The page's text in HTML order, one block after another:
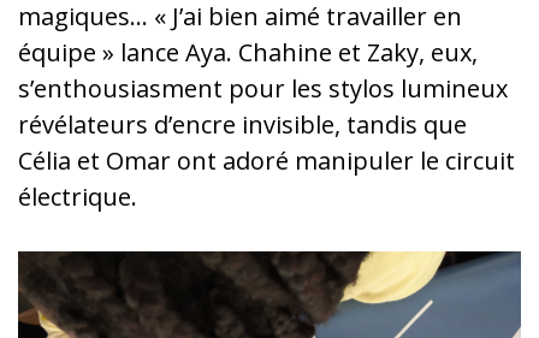
magiques… « J’ai bien aimé travailler en
équipe » lance Aya. Chahine et Zaky, eux,
s’enthousiasment pour les stylos lumineux
révélateurs d’encre invisible, tandis que
Célia et Omar ont adoré manipuler le circuit
électrique.